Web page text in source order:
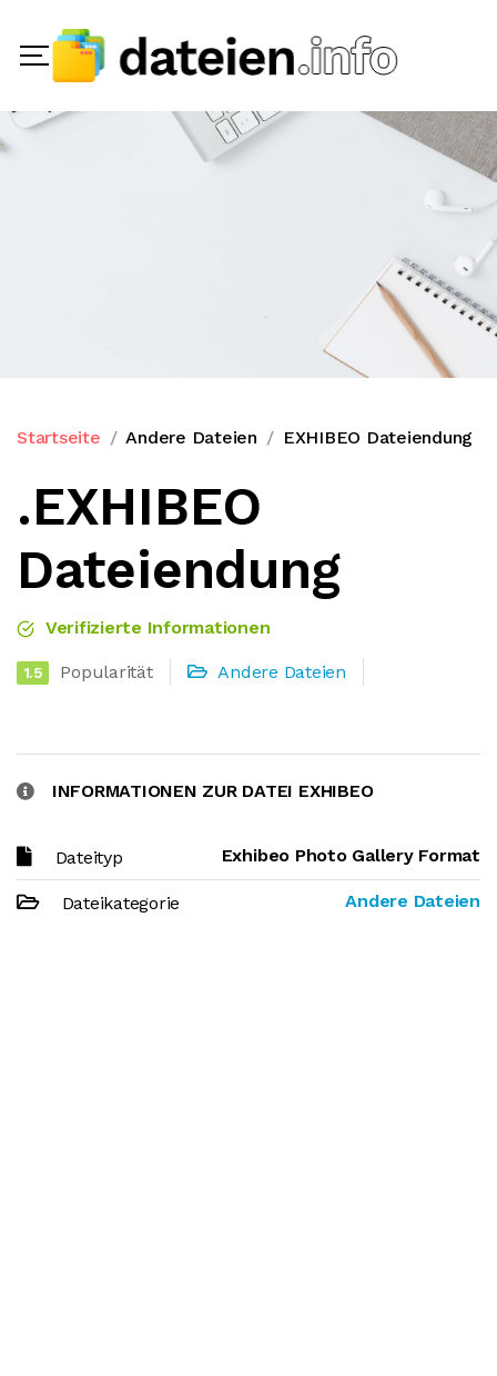
Startseite Andere Dateien EXHIBEO Dateiendung
.EXHIBEO
Dateiendung
Verifizierte Informationen
1.5 Popularität Andere Dateien
INFORMATIONEN ZUR DATEI EXHIBEO
Dateityp Exhibeo Photo Gallery Format
Dateikategorie Andere Dateien